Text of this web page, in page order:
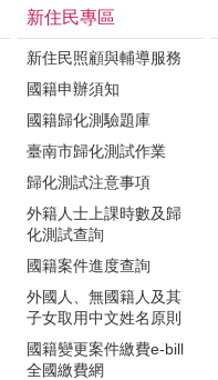
新住民專區
新住民照顧與輔導服務
國籍申辦須知
國籍歸化測驗題庫
臺南市歸化測試作業
歸化測試注意事項
外籍人士上課時數及歸
化測試查詢
國籍案件進度查詢
外國人、無國籍人及其
子女取用中文姓名原則
國籍變更案件繳費e-bill
全國繳費網